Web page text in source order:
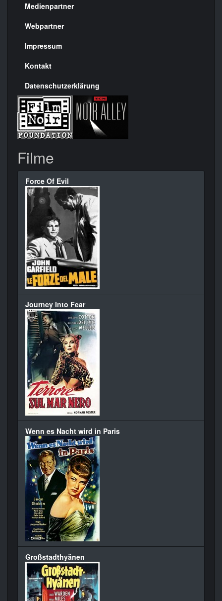
Menülinks
rechte
Seite
Medienpartner
Webpartner
Impressum
Kontakt
Datenschutzerklärung
Filme
Force Of Evil
Journey Into Fear
Wenn es Nacht wird in Paris
Großstadthyänen